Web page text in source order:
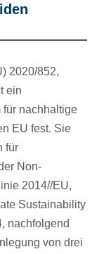
2020/852,
ein
nachhaltige
EU fest. Sie
für
Non-
2014//EU,
Sustainability
nachfolgend
von drei